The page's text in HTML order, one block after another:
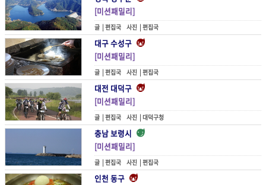
[미션패밀리]
글 |편집국 사진 |편집국
대구 수성구
[미션패밀리]
글 |편집국 사진 |편집국
대전 대덕구
[미션패밀리]
글 |편집국 사진 |대덕구청
충남 보령시
[미션패밀리]
글 |편집국 사진 |편집국
인천 동구